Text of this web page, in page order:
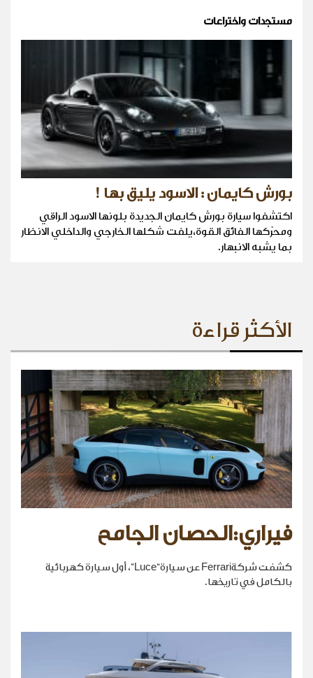
مستجدات واختراعات
بورش كايمان : الاسود يليق بها !
اكتشفوا سيارة بورش كايمان الجديدة بلونها الاسود الراقي
ومحرّكها الفائق القوة،يلفت شكلها الخارجي والداخلي الانظار
بما يشبه الانبهار.
الأكثر قراءة
فيراري:الحصان الجامح
كشفت شركةFerrari عن سيارة“Luce”، أول سيارة كهربائية
بالكامل في تاريخها.